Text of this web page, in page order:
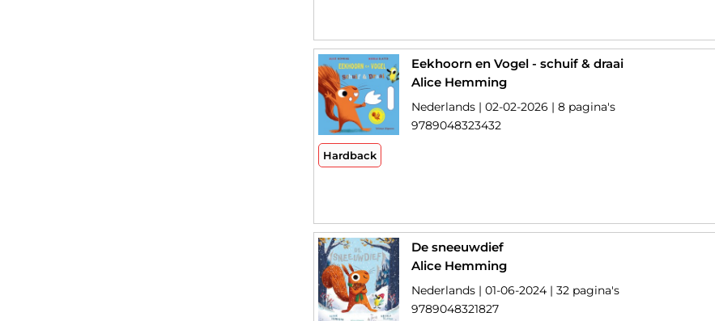
Eekhoorn en Vogel - schuif & draai
Alice Hemming
Nederlands | 02-02-2026 | 8 pagina's
9789048323432
Hardback
De sneeuwdief
Alice Hemming
Nederlands | 01-06-2024 | 32 pagina's
9789048321827